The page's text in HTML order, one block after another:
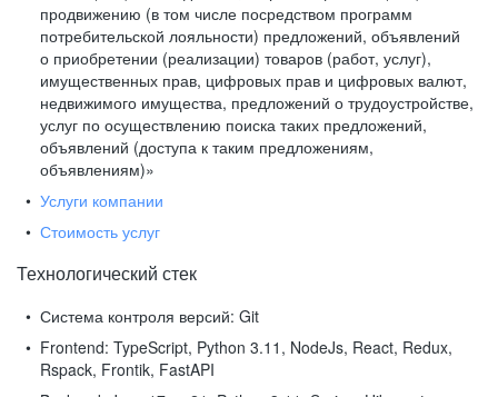
продвижению (в том числе посредством программ
потребительской лояльности) предложений, объявлений
о приобретении (реализации) товаров (работ, услуг),
имущественных прав, цифровых прав и цифровых валют,
недвижимого имущества, предложений о трудоустройстве,
услуг по осуществлению поиска таких предложений,
объявлений (доступа к таким предложениям,
объявлениям)»
Услуги компании
Стоимость услуг
Технологический стек
Система контроля версий: Git
Frontend: TypeScript, Python 3.11, NodeJs, React, Redux,
Rspack, Frontik, FastAPI